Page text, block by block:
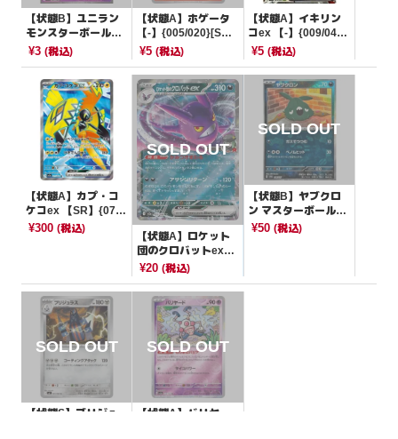
【状態B】ユニラン
モンスターボールミ
ラー【C】{040/086}
¥3 (税込)
【状態A】ホゲータ
【-】{005/020}[SVE
L]
¥5(税込)
【状態A】イキリン
コex 【-】{009/045}
[SVN]
¥5 (税込)
【状態A】カプ・コ
ケコex 【SR】{077/
062}[SV3a]
¥300 (税込)
【状態A】ロケット
団のクロバットex
【RR】{101/193}[M
¥20(税込)
【状態B】ヤブクロ
ン マスターボールミ
ラー【-】{094/187}
¥50 (税込)
【状態S】ブリジュ
【状態A】バリヤー